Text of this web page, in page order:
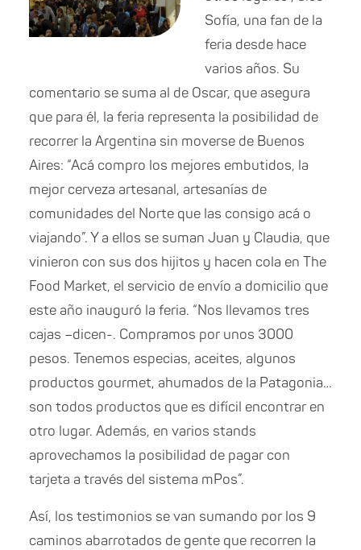
Sofía, una fan de la
feria desde hace
varios años. Su
comentario se suma al de Oscar, que asegura
que para él, la feria representa la posibilidad de
recorrer la Argentina sin moverse de Buenos
Aires: “Acá compro los mejores embutidos, la
mejor cerveza artesanal, artesanías de
comunidades del Norte que las consigo acá o
viajando”. Y a ellos se suman Juan y Claudia, que
vinieron con sus dos hijitos y hacen cola en The
Food Market, el servicio de envío a domicilio que
este año inauguró la feria. “Nos llevamos tres
cajas –dicen-. Compramos por unos 3000
pesos. Tenemos especias, aceites, algunos
productos gourmet, ahumados de la Patagonia…
son todos productos que es difícil encontrar en
otro lugar. Además, en varios stands
aprovechamos la posibilidad de pagar con
tarjeta a través del sistema mPos”.
Así, los testimonios se van sumando por los 9
caminos abarrotados de gente que recorren la